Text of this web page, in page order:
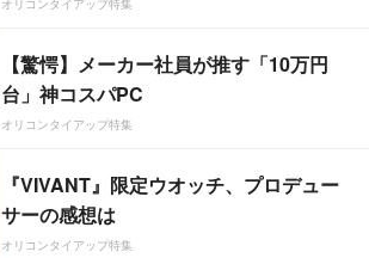
【驚愕】メーカー社員が推す「10万円
台」神コスパPC
オリコンタイアップ特集
『VIVANT』限定ウオッチ、プロデュー
サーの感想は
オリコンタイアップ特集